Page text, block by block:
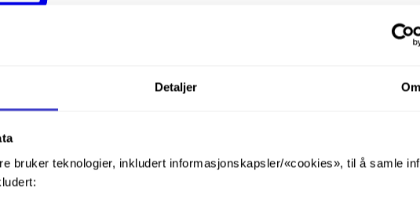
Detaljer Om
bruker teknologier, inkludert informasjonskapsler/«cookies», til å samle
kan under skifting på stasjon bruke bare to nedre lamper med
slukkes ved behov for demping av frontlyset.
eller signal 95C «Sluttsignalskilt» vises.